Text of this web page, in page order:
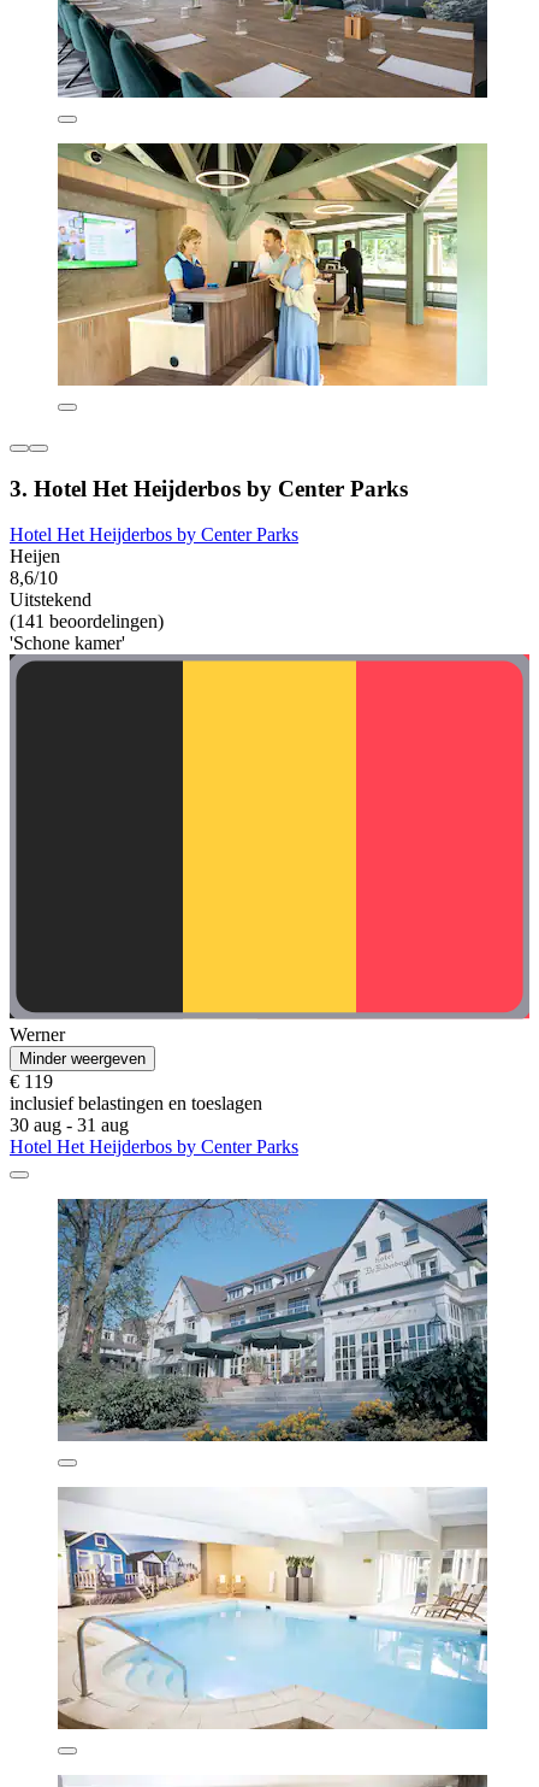
3. Hotel Het Heijderbos by Center Parks
Hotel Het Heijderbos by Center Parks
Heijen
8,6/10
Uitstekend
(141 beoordelingen)
'Schone kamer'
Werner
Minder weergeven
€ 119
inclusief belastingen en toeslagen
30 aug - 31 aug
Hotel Het Heijderbos by Center Parks